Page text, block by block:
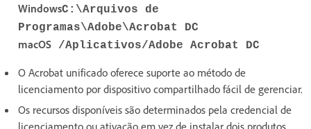
WindowsC:\Arquivos de
Programas\Adobe\Acrobat DC
macOS /Aplicativos/Adobe Acrobat DC
O Acrobat unificado oferece suporte ao método de
licenciamento por dispositivo compartilhado fácil de gerenciar.
Os recursos disponíveis são determinados pela credencial de
licenciamento ou ativação em vez de instalar dois produtos